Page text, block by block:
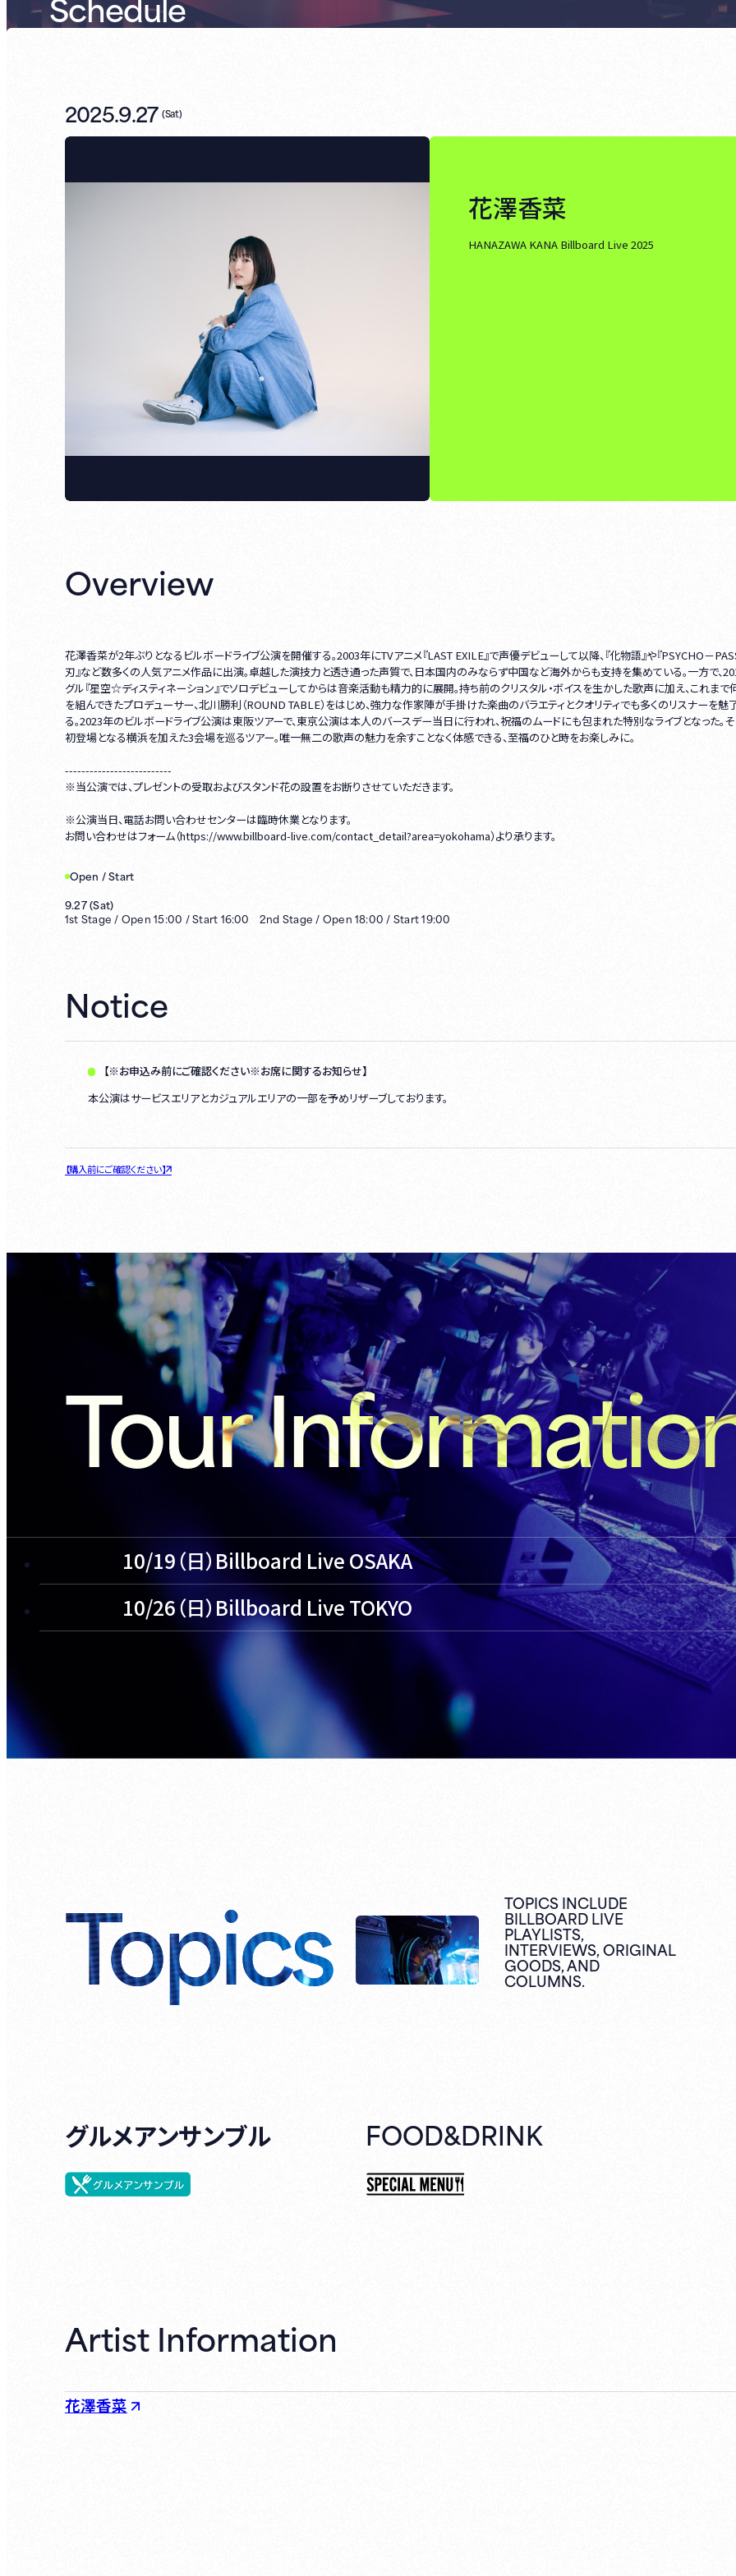
2025.9.27 (Sat)
花澤香菜
HANAZAWA KANA Billboard Live 2025
Overview
花澤香菜が2年ぶりとなるビルボードライブ公演を開催する。2003年にTVアニメ『LAST EXILE』で声優デビューして以降、『化物語』や『PSYCHO－PASS
刃』など数多くの人気アニメ作品に出演。卓越した演技力と透き通った声質で、日本国内のみならず中国など海外からも支持を集めている。一方で、
グル『星空☆ディスティネーション』でソロデビューしてからは音楽活動も精力的に展開。持ち前のクリスタル・ボイスを生かした歌声に加え、これまで
を組んできたプロデューサー、北川勝利（ROUND TABLE）をはじめ、強力な作家陣が手掛けた楽曲のバラエティとクオリティでも多くのリスナーを魅
る。2023年のビルボードライブ公演は東阪ツアーで、東京公演は本人のバースデー当日に行われ、祝福のムードにも包まれた特別なライブとなった。そ
初登場となる横浜を加えた3会場を巡るツアー。唯一無二の歌声の魅力を余すことなく体感できる、至福のひと時をお楽しみに。
--------------------------
※当公演では、プレゼントの受取およびスタンド花の設置をお断りさせていただきます。
※公演当日、電話お問い合わせセンターは臨時休業となります。
お問い合わせはフォーム（https://www.billboard-live.com/contact_detail?area=yokohama）より承ります。
Open / Start
9.27(Sat)
1st Stage / Open15:00 /Start 16:00 2nd Stage / Open 18:00 / Start19:00
Notice
【※お申込み前にご確認ください※お席に関するお知らせ】
本公演はサービスエリアとカジュアルエリアの一部を予めリザーブしております。
【購入前にご確認ください】
Tour
10/19（日）Billboard Live OSAKA
10/26（日）Billboard Live TOKYO
Topics TOPICS INCLUDE
BILLBOARD LIVE
PLAYLISTS,
INTERVIEWS,ORIGINAL
GOODS,AND
COLUMNS.
グルメアンサンブル FOOD&DRINK
Artist Information
花澤香菜